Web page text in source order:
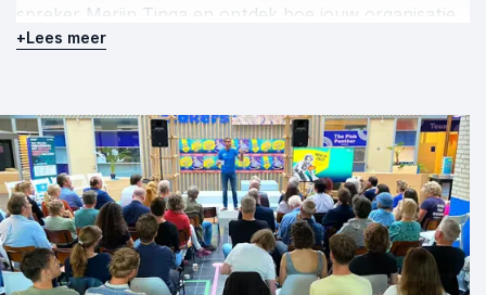
spreker Merijn Tinga en ontdek hoe jouw organisatie
verschil kan maken in de strijd tegen plastic vervuiling.
begint bij één persoon en kan uitgroeien tot een
beweging. Neem vrijblijvend contact op voor meer
informatie of om meteen een boeking te maken.
+Lees meer